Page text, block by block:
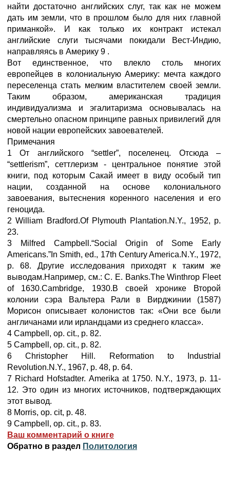
найти достаточно английских слуг, так как не можем
дать им земли, что в прошлом было для них главной
приманкой». И как только их контракт истекал
английские слуги тысячами покидали Вест-Индию,
направляясь в Америку 9 .
Вот единственное, что влекло столь многих
европейцев в колониальную Америку: мечта каждого
переселенца стать мелким властителем своей земли.
Таким образом, американская традиция
индивидуализма и эгалитаризма основывалась на
смертельно опасном принципе равных привилегий для
новой нации европейских завоевателей.
Примечания
1 От английского “settler”, поселенец. Отсюда –
“settlerism”, сеттлеризм - центральное понятие этой
книги, под которым Сакай имеет в виду особый тип
нации, созданной на основе колониального
завоевания, вытеснения коренного населения и его
геноцида.
2 William Bradford.Of Plymouth Plantation.N.Y., 1952, p.
23.
3 Milfred Campbell.“Social Origin оf Some Early
Americans.”In Smith, ed., 17th Century America.N.Y., 1972,
p. 68. Другие исследования приходят к таким же
выводам.Например, см.: C. E. Banks.The Winthrop Fleet
of 1630.Cambridge, 1930.В своей хронике Второй
колонии сэра Вальтера Рали в Вирджинии (1587)
Морисон описывает колонистов так: «Они все были
англичанами или ирландцами из среднего класса».
4 Campbell, op. cit., p. 82.
5 Campbell, op. cit., p. 82.
6 Christopher Hill. Reformation to Industrial
Revolution.N.Y., 1967, p. 48, p. 64.
7 Richard Hofstadter. Amerika at 1750. N.Y., 1973, p. 11-
12. Это один из многих источников, подтверждающих
этот вывод.
8 Morris, op. cit, p. 48.
9 Campbell, op. cit., p. 83.
Ваш комментарий о книге
Обратно в раздел Политология